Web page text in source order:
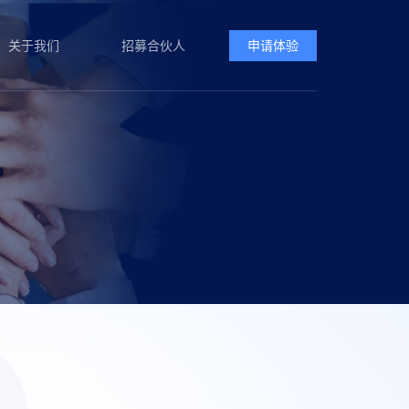
关于我们 招募合伙人 申请体验
关于我们 招募合伙人 申请体验